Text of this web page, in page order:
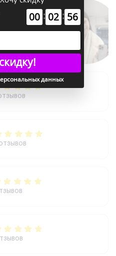
00 : 02 : 55
данных